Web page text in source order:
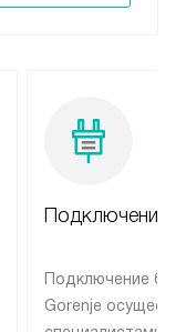
Подключение
Подключение
Gorenje